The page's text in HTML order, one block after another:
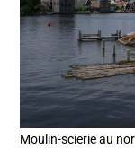
Moulin-scierie au